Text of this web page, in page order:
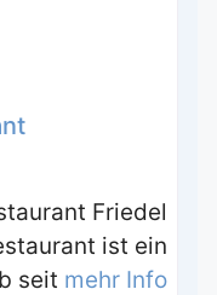
Friedel
ist ein
seit mehr Info